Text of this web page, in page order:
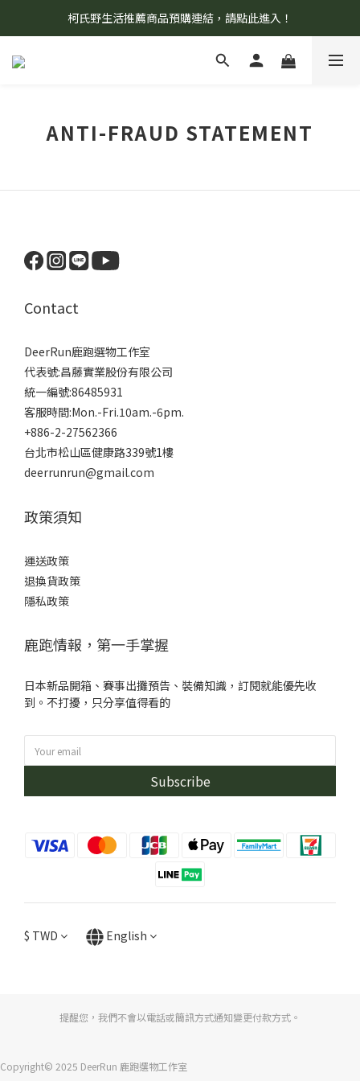
8/7 當天暫停開放工作室。請見諒！
柯氏野生活推薦商品預購連結，請點此進入！
8/7 當天暫停開放工作室。請見諒！
ANTI-FRAUD STATEMENT
Contact
DeerRun鹿跑選物工作室
代表號:昌藤實業股份有限公司
統一編號:86485931
客服時間:Mon.-Fri.10am.-6pm.
+886-2-27562366
台北市松山區健康路339號1樓
deerrunrun@gmail.com
政策須知
運送政策
退換貨政策
隱私政策
鹿跑情報，第一手掌握
日本新品開箱、賽事出攤預告、裝備知識，訂閱就能優先收
到。不打擾，只分享值得看的
Subscribe
$ TWD English
提醒您，我們不會以電話或簡訊方式通知變更付款方式。
Copyright© 2025 DeerRun 鹿跑選物工作室